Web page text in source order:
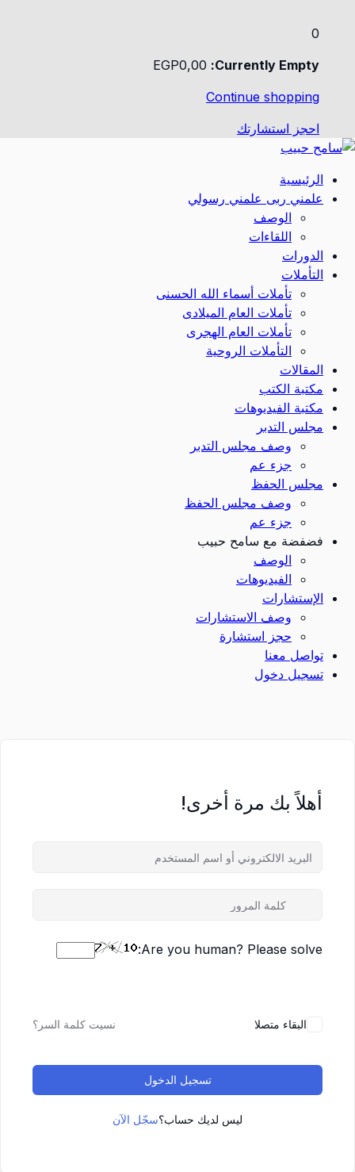
0
Currently Empty:
EGP0,00
Continue shopping
احجز استشارتك
الرئيسية
علمني ربى علمني رسولي
الوصف
اللقاءات
الدورات
التأملات
تأملات أسماء الله الحسنى
تأملات العام الميلادى
تأملات العام الهجرى
التأملات الروحية
المقالات
مكتبة الكتب
مكتبة الفيديوهات
مجلس التدبر
وصف مجلس التدبر
جزء عم
مجلس الحفظ
وصف مجلس الحفظ
جزء عم
فضفضة مع سامح حبيب
الوصف
الفيديوهات
الإستشارات
وصف الاستشارات
حجز استشارة
تواصل معنا
تسجيل دخول
أهلاً بك مرة أخرى!
Are you human? Please solve:
البقاء متصلا نسيت كلمة السر؟
تسجيل الدخول
ليس لديك حساب؟سجّل الآن